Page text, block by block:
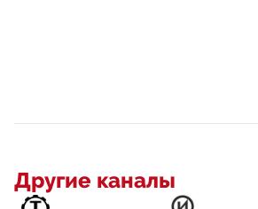
Другие каналы